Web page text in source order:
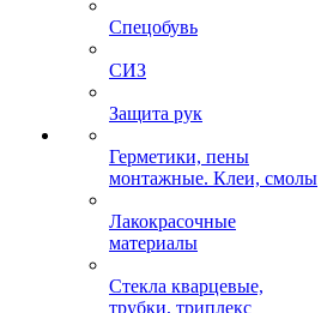
Спецобувь
СИЗ
Защита рук
Герметики, пены
монтажные. Клеи, смолы
Лакокрасочные
материалы
Стекла кварцевые,
трубки, триплекс